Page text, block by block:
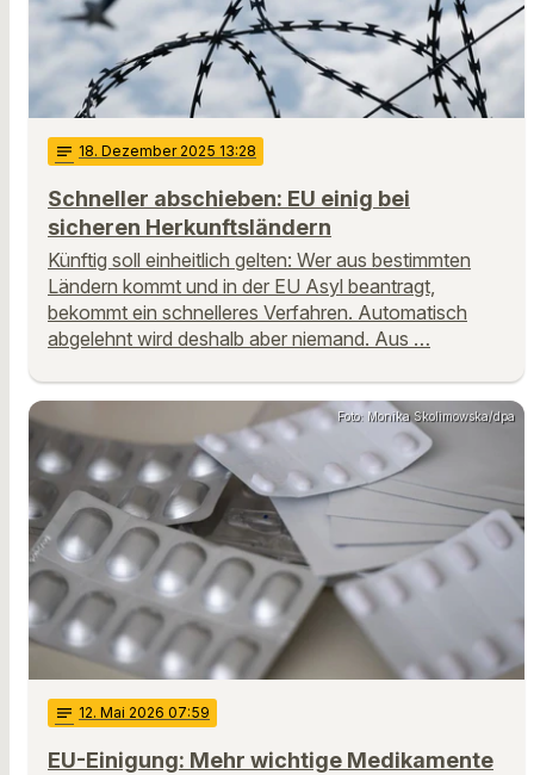
notes 18. Dezember 2025 13:28
Schneller abschieben: EU einig bei
sicheren Herkunftsländern
Künftig soll einheitlich gelten: Wer aus bestimmten
Ländern kommt und in der EU Asyl beantragt,
bekommt ein schnelleres Verfahren. Automatisch
abgelehnt wird deshalb aber niemand. Aus …
Foto: Monika Skolimowska/dpa
notes 12. Mai 2026 07:59
EU-Einigung: Mehr wichtige Medikamente